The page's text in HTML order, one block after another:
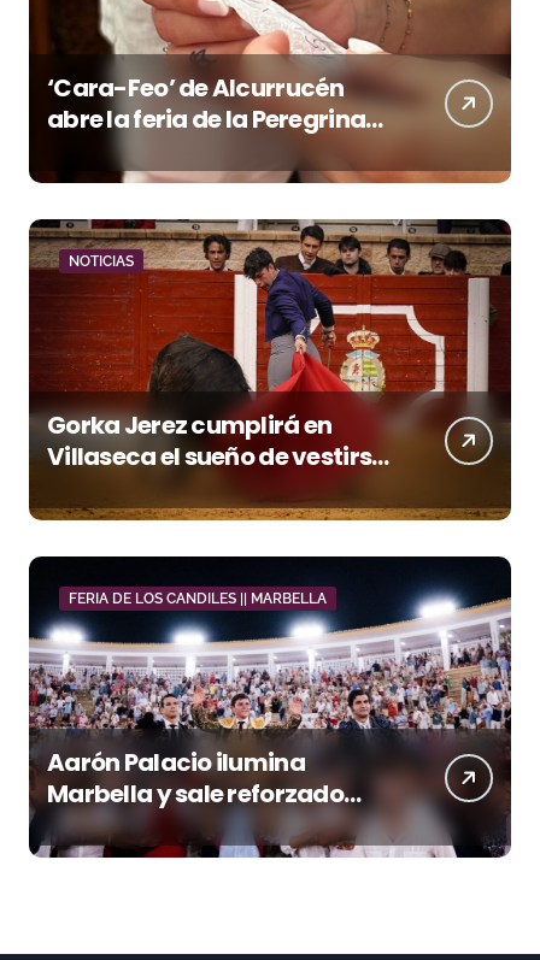
‘Cara-Feo’ de Alcurrucén
abre la feria de la Peregrina
NOTICIAS
Gorka Jerez cumplirá en
Villaseca el sueño de vestirse
de luces ante los suyos
FERIA DE LOS CANDILES || MARBELLA
Aarón Palacio ilumina
Marbella y sale reforzado
junto a Manzanares y
Morante